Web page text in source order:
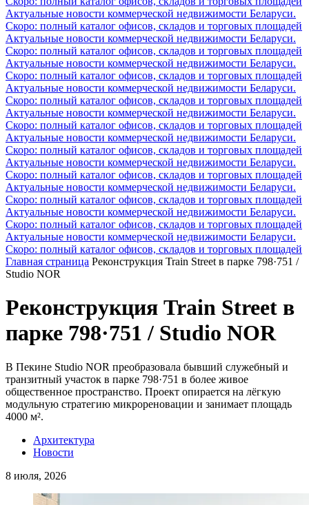
Актуальные новости коммерческой недвижимости Беларуси.
Скоро: полный каталог офисов, складов и торговых площадей
Актуальные новости коммерческой недвижимости Беларуси.
Скоро: полный каталог офисов, складов и торговых площадей
Актуальные новости коммерческой недвижимости Беларуси.
Скоро: полный каталог офисов, складов и торговых площадей
Актуальные новости коммерческой недвижимости Беларуси.
Скоро: полный каталог офисов, складов и торговых площадей
Актуальные новости коммерческой недвижимости Беларуси.
Скоро: полный каталог офисов, складов и торговых площадей
Актуальные новости коммерческой недвижимости Беларуси.
Скоро: полный каталог офисов, складов и торговых площадей
Актуальные новости коммерческой недвижимости Беларуси.
Скоро: полный каталог офисов, складов и торговых площадей
Актуальные новости коммерческой недвижимости Беларуси.
Скоро: полный каталог офисов, складов и торговых площадей
Актуальные новости коммерческой недвижимости Беларуси.
Скоро: полный каталог офисов, складов и торговых площадей
Актуальные новости коммерческой недвижимости Беларуси.
Скоро: полный каталог офисов, складов и торговых площадей
Главная страница Реконструкция Train Street в парке 798·751 /
Studio NOR
Реконструкция Train Street в
парке 798·751 / Studio NOR
В Пекине Studio NOR преобразовала бывший служебный и
транзитный участок в парке 798·751 в более живое
общественное пространство. Проект опирается на лёгкую
модульную стратегию микрореновации и занимает площадь
4000 м².
Архитектура
Новости
8 июля, 2026